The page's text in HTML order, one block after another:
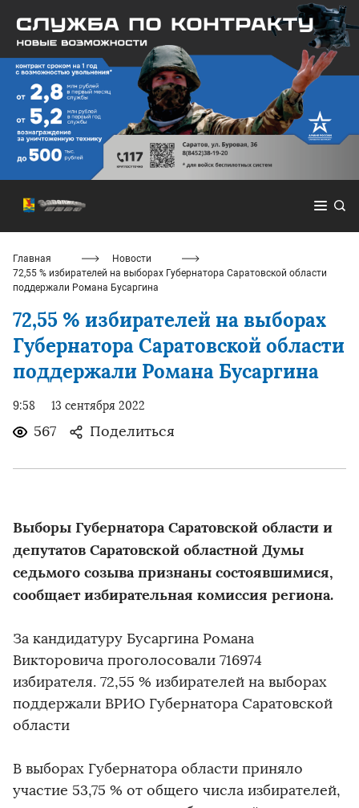
Главная
Новости
72,55 % избирателей на выборах Губернатора Саратовской области
поддержали Романа Бусаргина
72,55 % избирателей на выборах
Губернатора Саратовской области
поддержали Романа Бусаргина
9:58 13 сентября 2022
567 Поделиться
Выборы Губернатора Саратовской области и
депутатов Саратовской областной Думы
седьмого созыва признаны состоявшимися,
сообщает избирательная комиссия региона.
За кандидатуру Бусаргина Романа
Викторовича проголосовали 716974
избирателя. 72,55 % избирателей на выборах
поддержали ВРИО Губернатора Саратовской
области
В выборах Губернатора области приняло
участие 53,75 % от общего числа избирателей,